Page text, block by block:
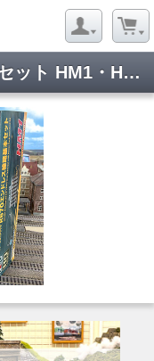
3-105(HO) ユニトラック線路セット HM1・HVシリーズ